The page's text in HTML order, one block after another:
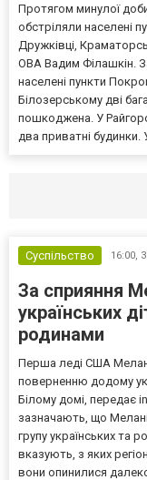
Протягом минулої
обстріляли населені
Дружківці,
ОВА Вадим Філашкін.
населені пункти
Білозерському дві
пошкоджена. У
два приватні будинки.
Суспільство 16:00,
За сприяння
українських
родинами
Перша леді США
поверненню додому
Білому домі, передає
зазначають, що
групу українських та
вказують, з яких
вони опинилися